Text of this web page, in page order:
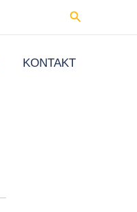
Suchen
KONTAKT